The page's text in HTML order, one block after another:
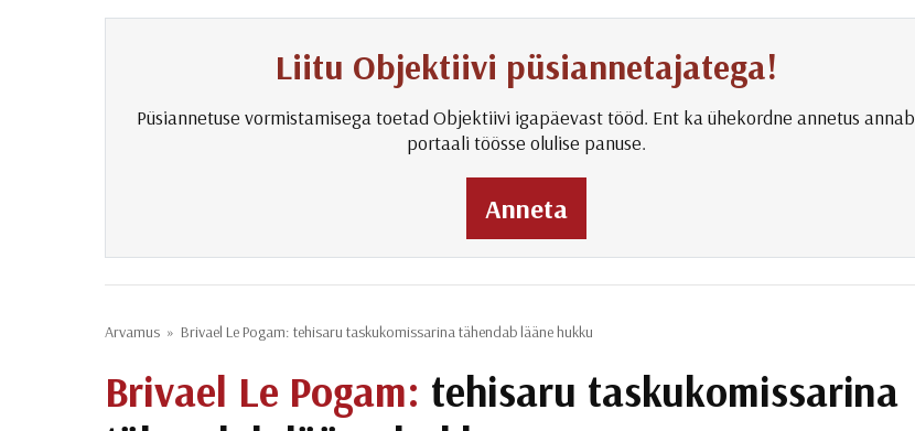
Liitu Objektiivi püsiannetajatega!
Püsiannetuse vormistamisega toetad Objektiivi igapäevast tööd. Ent ka ühekordne annetus annab
portaali töösse olulise panuse.
Anneta
Arvamus» Brivael Le Pogam: tehisaru taskukomissarina tähendab lääne hukku
Brivael Le Pogam: tehisaru taskukomissarina